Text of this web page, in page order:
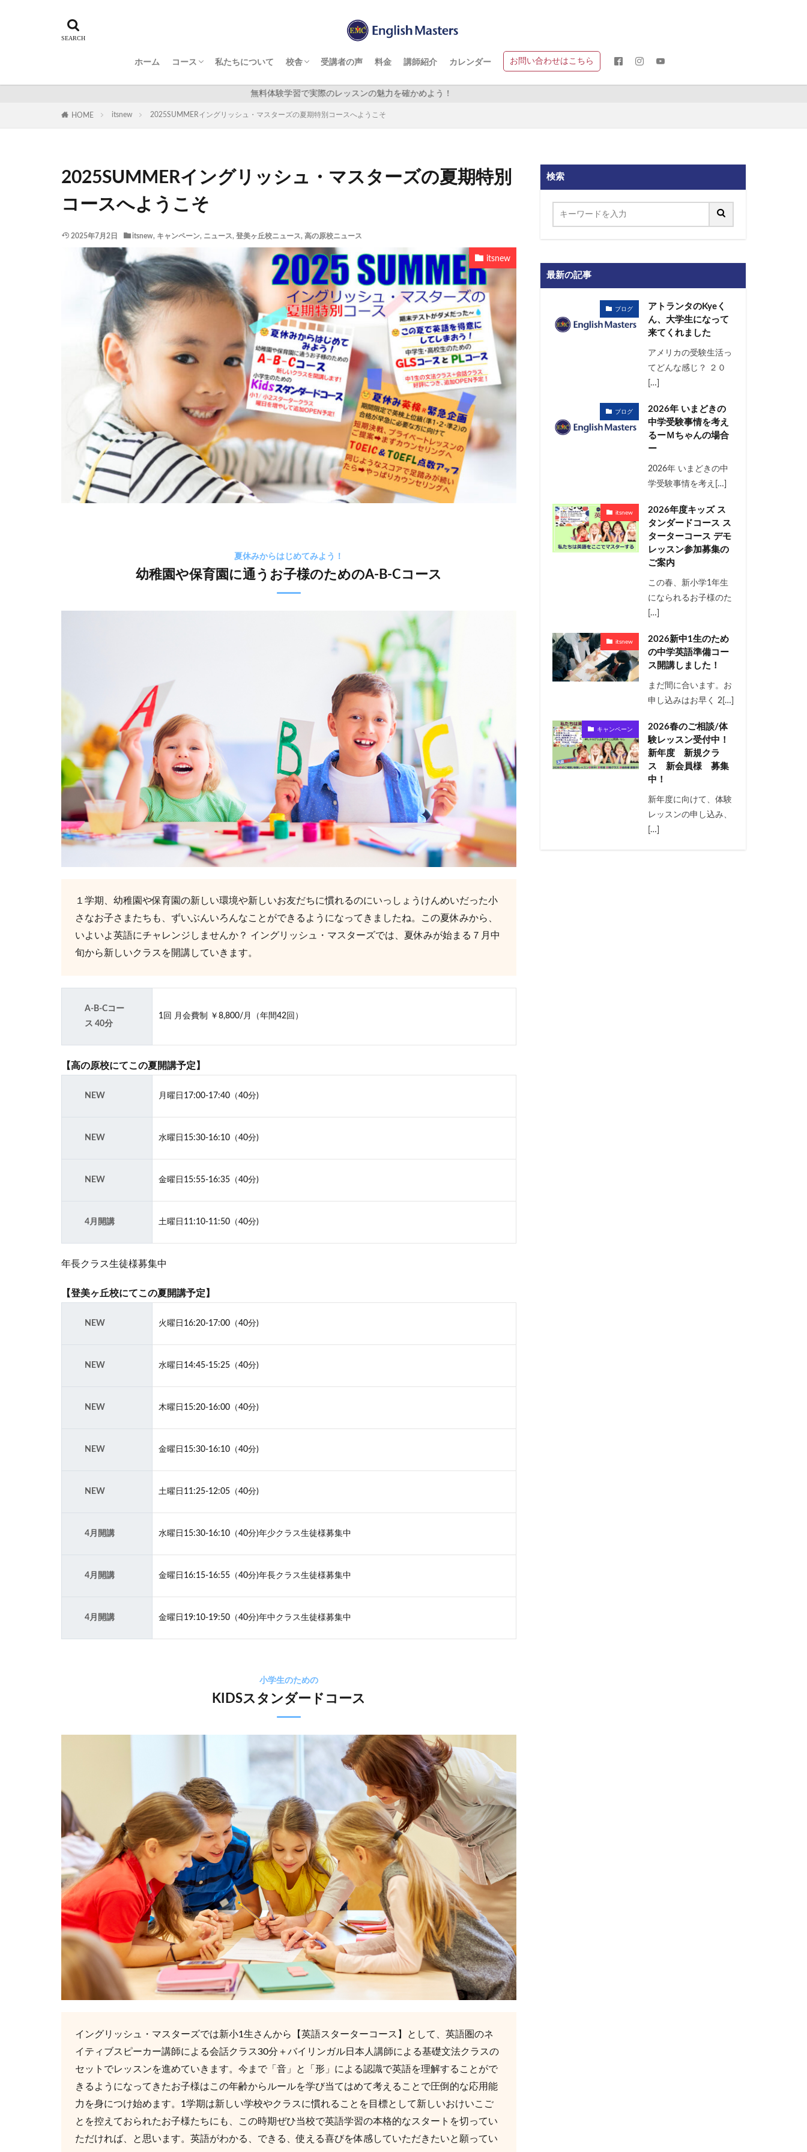
ホーム コース
キッズスタンダードコース
キッズバイリンガルコース
中学英語準備コース
GLS 学生グループコース
英検®サポートコース
[平日限定]大人のためのモーニングコース
私たちについて 校舎
イングリッシュ・マスターズ 登美ヶ丘校
イングリッシュ・マスターズ 高の原駅前校
受講者の声 料金 講師紹介 カレンダー お問い合わせはこちら
無料体験学習で実際のレッスンの魅力を確かめよう！
HOME itsnew 2025SUMMERイングリッシュ・マスターズの夏期特別コースへようこそ
2025SUMMERイングリッシュ・マスターズの夏期特別
コースへようこそ
2025年7月2日 itsnew, キャンペーン, ニュース, 登美ヶ丘校ニュース, 高の原校ニュース
itsnew
夏休みからはじめてみよう！
幼稚園や保育園に通うお子様のためのA-B-Cコース
１学期、幼稚園や保育園の新しい環境や新しいお友だちに慣れるのにいっしょうけんめいだった小
さなお子さまたちも、ずいぶんいろんなことができるようになってきましたね。この夏休みから、
いよいよ英語にチャレンジしませんか？ イングリッシュ・マスターズでは、夏休みが始まる７月中
旬から新しいクラスを開講していきます。
A-B-Cコー
ス 40分
1回 月会費制 ￥8,800/月（年間42回）
【高の原校にてこの夏開講予定】
NEW 月曜日17:00-17:40（40分)
NEW 水曜日15:30-16:10（40分)
NEW 金曜日15:55-16:35（40分)
4月開講 土曜日11:10‐11:50（40分)
年長クラス生徒様募集中
【登美ヶ丘校にてこの夏開講予定】
NEW 火曜日16:20‐17:00（40分)
NEW 水曜日14:45‐15:25（40分)
NEW 木曜日15:20‐16:00（40分)
NEW 金曜日15:30‐16:10（40分)
NEW 土曜日11:25‐12:05（40分)
4月開講 水曜日15:30‐16:10（40分)年少クラス生徒様募集中
4月開講 金曜日16:15‐16:55（40分)年長クラス生徒様募集中
4月開講 金曜日19:10‐19:50（40分)年中クラス生徒様募集中
小学生のための
KIDSスタンダードコース
イングリッシュ・マスターズでは新小1生さんから【英語スターターコース】として、英語圏のネ
イティブスピーカー講師による会話クラス30分＋バイリンガル日本人講師による基礎文法クラスの
セットでレッスンを進めていきます。今まで「音」と「形」による認識で英語を理解することがで
きるようになってきたお子様はこの年齢からルールを学び当てはめて考えることで圧倒的な応用能
力を身につけ始めます。1学期は新しい学校やクラスに慣れることを目標として新しいおけいこご
とを控えておられたお子様たちにも、この時期ぜひ当校で英語学習の本格的なスタートを切ってい
ただければ、と思います。英語がわかる、できる、使える喜びを体感していただきたいと願ってい
検索
最新の記事
ブログ
アトランタのKyeく
ん、大学生になって
来てくれました
アメリカの受験生活っ
てどんな感じ？ ２０
[…]
ブログ
2026年 いまどきの
中学受験事情を考え
るーＭちゃんの場合
ー
2026年 いまどきの中
学受験事情を考え[…]
itsnew
2026年度キッズ ス
タンダードコース ス
ターターコース デモ
レッスン参加募集の
ご案内
この春、新小学1年生
になられるお子様のた
[…]
itsnew
2026新中1生のため
の中学英語準備コー
ス開講しました！
まだ間に合います。お
申し込みはお早く 2[…]
キャンペーン
2026春のご相談/体
験レッスン受付中！
新年度 新規クラ
ス 新会員様 募集
中！
新年度に向けて、体験
レッスンの申し込み、
[…]